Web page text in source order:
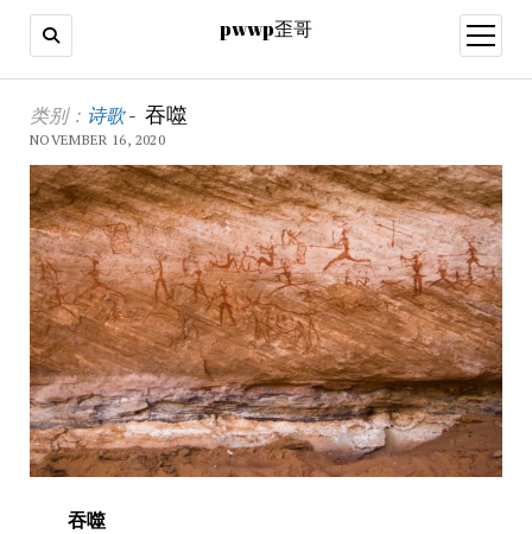
pwwp歪哥
open
menu
类别： 诗歌- 吞噬
NOVEMBER 16, 2020
吞噬